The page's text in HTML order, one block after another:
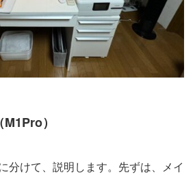
）
分けて、説明します。先ずは、メイ